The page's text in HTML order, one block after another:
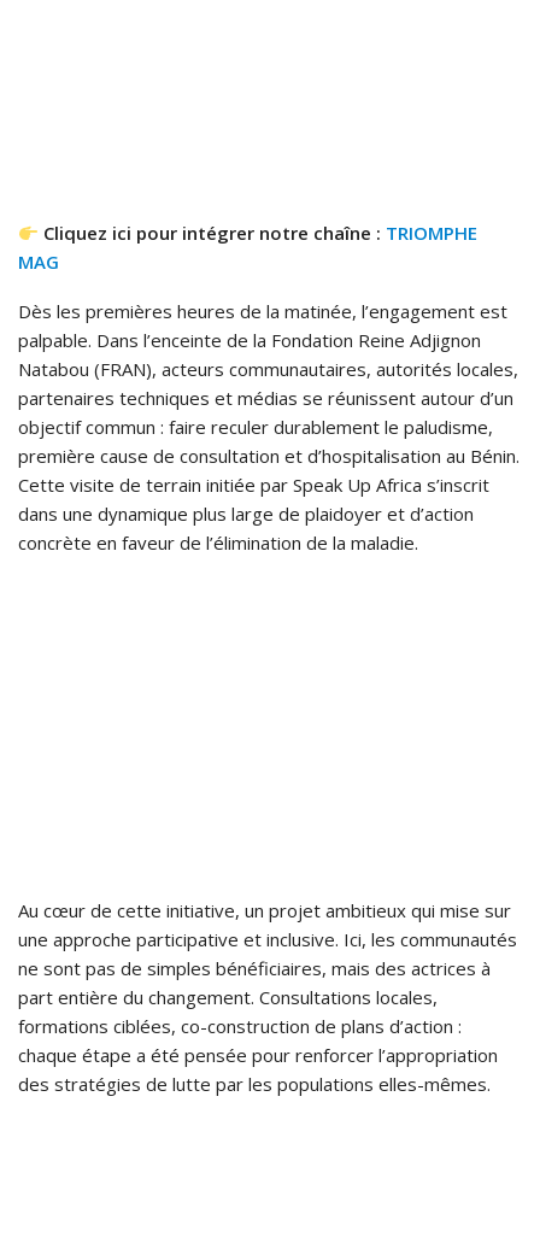
Cliquez ici pour intégrer notre chaîne : TRIOMPHE
MAG
Dès les premières heures de la matinée, l’engagement est
palpable. Dans l’enceinte de la Fondation Reine Adjignon
Natabou (FRAN), acteurs communautaires, autorités locales,
partenaires techniques et médias se réunissent autour d’un
objectif commun : faire reculer durablement le paludisme,
première cause de consultation et d’hospitalisation au Bénin.
Cette visite de terrain initiée par Speak Up Africa s’inscrit
dans une dynamique plus large de plaidoyer et d’action
concrète en faveur de l’élimination de la maladie.
Au cœur de cette initiative, un projet ambitieux qui mise sur
une approche participative et inclusive. Ici, les communautés
ne sont pas de simples bénéficiaires, mais des actrices à
part entière du changement. Consultations locales,
formations ciblées, co-construction de plans d’action :
chaque étape a été pensée pour renforcer l’appropriation
des stratégies de lutte par les populations elles-mêmes.